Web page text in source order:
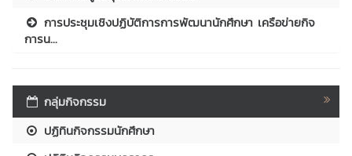
การประชุมเชิงปฏิบัติการการพัฒนานักศึกษา เครือข่ายกิจ
การน...
กลุ่มกิจกรรม
ปฏิทินกิจกรรมนักศึกษา